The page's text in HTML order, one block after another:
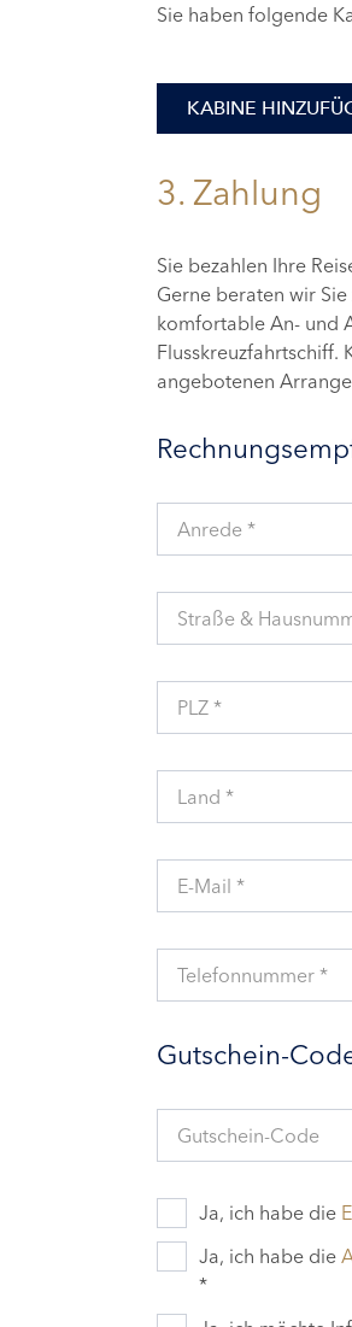
Sie haben folgende
KABINE
3. Zahlung
Sie bezahlen Ihre
Gerne beraten wir
komfortable An- und
Flusskreuzfahrtschiff.
angebotenen
Anrede *
Straße &
PLZ *
Land *
E-Mail *
Telefonnummer *
Gutschein-
Gutschein-Code
Ja, ich habe die
Ja, ich habe die
*